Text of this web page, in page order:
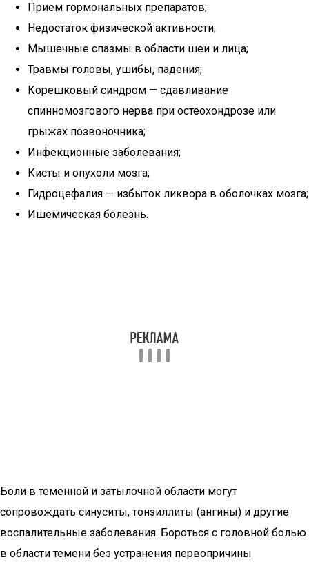
Прием гормональных препаратов;
Недостаток физической активности;
Мышечные спазмы в области шеи и лица;
Травмы головы, ушибы, падения;
Корешковый синдром — сдавливание
спинномозгового нерва при остеохондрозе или
грыжах позвоночника;
Инфекционные заболевания;
Кисты и опухоли мозга;
Гидроцефалия — избыток ликвора в оболочках мозга;
Ишемическая болезнь.
Боли в теменной и затылочной области могут
сопровождать синуситы, тонзиллиты (ангины) и другие
воспалительные заболевания. Бороться с головной болью
в области темени без устранения первопричины